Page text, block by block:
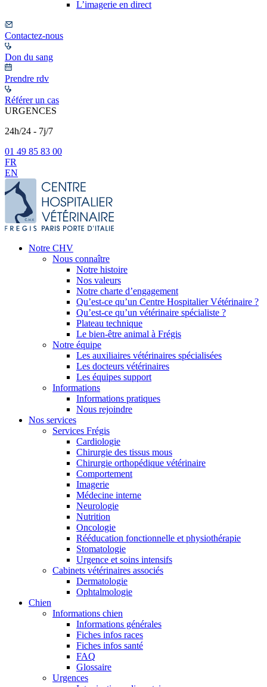
L’imagerie en direct
Contactez-nous
Don du sang
Prendre rdv
Référer un cas
URGENCES
24h/24 - 7j/7
01 49 85 83 00
FR
EN
Notre CHV
Nous connaître
Notre histoire
Nos valeurs
Notre charte d’engagement
Qu’est-ce qu’un Centre Hospitalier Vétérinaire ?
Qu’est-ce qu’un vétérinaire spécialiste ?
Plateau technique
Le bien-être animal à Frégis
Notre équipe
Les auxiliaires vétérinaires spécialisées
Les docteurs vétérinaires
Les équipes support
Informations
Informations pratiques
Nous rejoindre
Nos services
Services Frégis
Cardiologie
Chirurgie des tissus mous
Chirurgie orthopédique vétérinaire
Comportement
Imagerie
Médecine interne
Neurologie
Nutrition
Oncologie
Rééducation fonctionnelle et physiothérapie
Stomatologie
Urgence et soins intensifs
Cabinets vétérinaires associés
Dermatologie
Ophtalmologie
Chien
Informations chien
Informations générales
Fiches infos races
Fiches infos santé
FAQ
Glossaire
Urgences